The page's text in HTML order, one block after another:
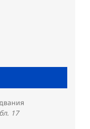
17